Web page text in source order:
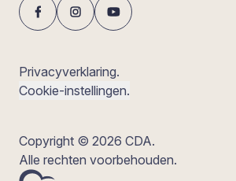
Privacyverklaring.
Cookie-instellingen.
Copyright © 2026 CDA.
Alle rechten voorbehouden.